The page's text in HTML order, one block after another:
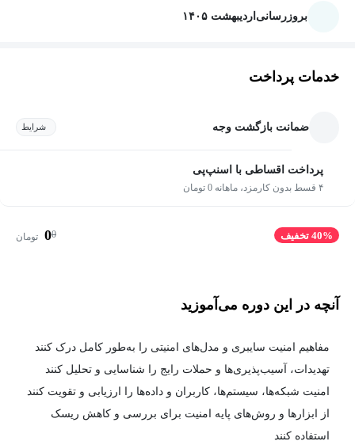
بروزرسانی اردیبهشت ۱۴۰۵
خدمات پرداخت
ضمانت بازگشت وجه شرایط
پرداخت اقساطی با اسنپ‌پی
۴ قسط بدون کارمزد، ماهانه 0 تومان
40% تخفیف 0
0 تومان
آنچه در این دوره می‌آموزید
مفاهیم امنیت سایبری و مدل‌های امنیتی را به‌طور کامل درک کنند
تهدیدات، آسیب‌پذیری‌ها و حملات رایج را شناسایی و تحلیل کنند
امنیت شبکه‌ها، سیستم‌ها، کاربران و داده‌ها را ارزیابی و تقویت کنند
از ابزارها و روش‌های پایه امنیت برای بررسی و کاهش ریسک
استفاده کنند